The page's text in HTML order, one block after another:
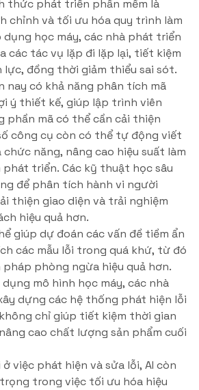
thức phát triển phần mềm là
chỉnh và tối ưu hóa quy trình làm
dụng học máy, các nhà phát triển
các tác vụ lặp đi lặp lại, tiết kiệm
lực, đồng thời giảm thiểu sai sót.
nay có khả năng phân tích mã
ý thiết kế, giúp lập trình viên
phần mã có thể cần cải thiện
công cụ còn có thể tự động viết
năng, nâng cao hiệu suất làm
phát triển. Các kỹ thuật học sâu
để phân tích hành vi người
thiện giao diện và trải nghiệm
hiệu quả hơn.
giúp dự đoán các vấn đề tiềm ẩn
các mẫu lỗi trong quá khứ, từ đó
phòng ngừa hiệu quả hơn.
mô hình học máy, các nhà
dựng các hệ thống phát hiện lỗi
chỉ giúp tiết kiệm thời gian
cao chất lượng sản phẩm cuối
việc phát hiện và sửa lỗi, AI còn
trong việc tối ưu hóa hiệu